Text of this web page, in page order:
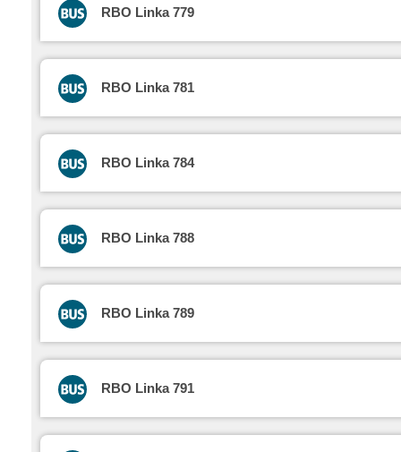
RBO Linka 779
RBO Linka 781
RBO Linka 784
RBO Linka 788
RBO Linka 789
RBO Linka 791